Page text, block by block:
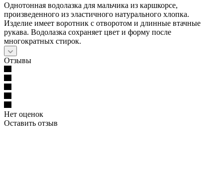
Однотонная водолазка для мальчика из каршкорсе,
произведенного из эластичного натурального хлопка.
Изделие имеет воротник с отворотом и длинные втачные
рукава. Водолазка сохраняет цвет и форму после
многократных стирок.
Отзывы
Нет оценок
Оставить отзыв